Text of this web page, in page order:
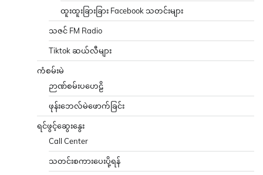
ထူးထူးခြားခြား Facebook သတင်းများ
သဇင် FM Radio
Tiktok ဆယ်လီများ
ကံစမ်းမဲ
ဉာဏ်စမ်းပဟေဠိ
ဖုန်းဘေလ်မဲဖောက်ခြင်း
ရင်ဖွင့်ဆွေးနွေး
Call Center
သတင်းစကားပေးပို့ရန်